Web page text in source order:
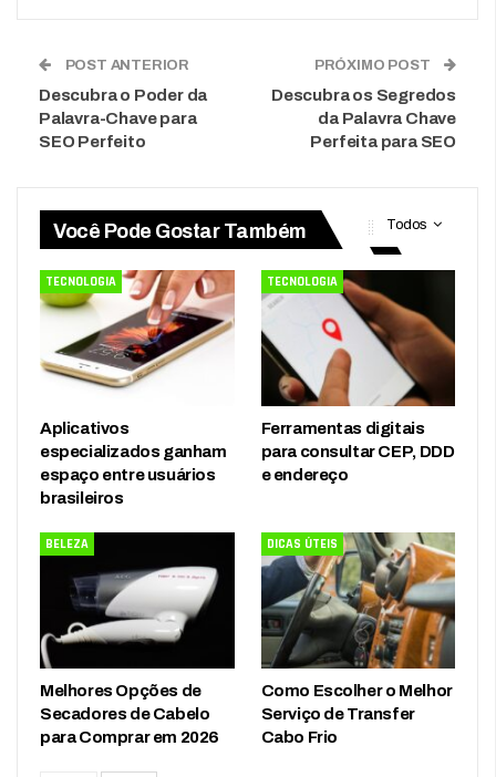
POST ANTERIOR
Descubra o Poder da
Palavra-Chave para
SEO Perfeito
PRÓXIMO POST
Descubra os Segredos
da Palavra Chave
Perfeita para SEO
Todos
Você Pode Gostar Também
TECNOLOGIA
Aplicativos
especializados ganham
espaço entre usuários
brasileiros
TECNOLOGIA
Ferramentas digitais
para consultar CEP, DDD
e endereço
BELEZA
Melhores Opções de
Secadores de Cabelo
para Comprar em 2026
DICAS ÚTEIS
Como Escolher o Melhor
Serviço de Transfer
Cabo Frio